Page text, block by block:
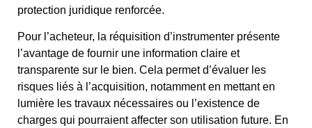
protection juridique renforcée.
Pour l’acheteur, la réquisition d’instrumenter présente
l’avantage de fournir une information claire et
transparente sur le bien. Cela permet d’évaluer les
risques liés à l’acquisition, notamment en mettant en
lumière les travaux nécessaires ou l’existence de
charges qui pourraient affecter son utilisation future. En